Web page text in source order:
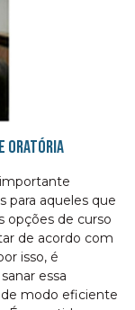
oratória
para aqueles que
opções de curso
de acordo com
isso, é
essa
modo eficiente